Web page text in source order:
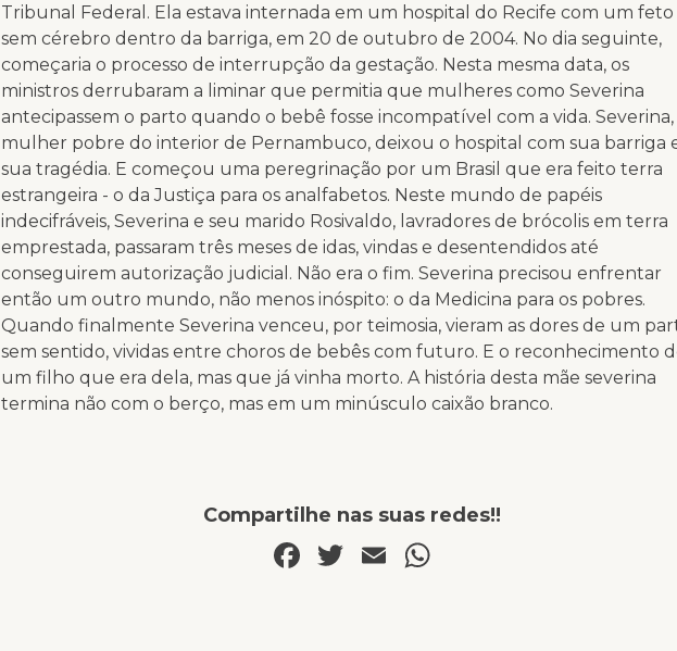
Tribunal Federal. Ela estava internada em um hospital do Recife com um feto
sem cérebro dentro da barriga, em 20 de outubro de 2004. No dia seguinte,
começaria o processo de interrupção da gestação. Nesta mesma data, os
ministros derrubaram a liminar que permitia que mulheres como Severina
antecipassem o parto quando o bebê fosse incompatível com a vida. Severina,
mulher pobre do interior de Pernambuco, deixou o hospital com sua barriga
sua tragédia. E começou uma peregrinação por um Brasil que era feito terra
estrangeira - o da Justiça para os analfabetos. Neste mundo de papéis
indecifráveis, Severina e seu marido Rosivaldo, lavradores de brócolis em terra
emprestada, passaram três meses de idas, vindas e desentendidos até
conseguirem autorização judicial. Não era o fim. Severina precisou enfrentar
então um outro mundo, não menos inóspito: o da Medicina para os pobres.
Quando finalmente Severina venceu, por teimosia, vieram as dores de um
sem sentido, vividas entre choros de bebês com futuro. E o reconhecimento
um filho que era dela, mas que já vinha morto. A história desta mãe severina
termina não com o berço, mas em um minúsculo caixão branco.
Compartilhe nas suas redes!!
Facebook
Twitter
Email